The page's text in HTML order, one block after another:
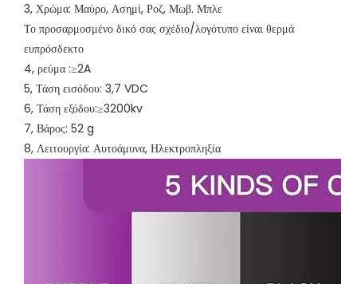
3, Χρώμα: Μαύρο, Ασημί, Ροζ, Μωβ. Μπλε
Το προσαρμοσμένο δικό σας σχέδιο/λογότυπο είναι θερμά
ευπρόσδεκτο
4, ρεύμα :≥2A
5, Τάση εισόδου: 3,7 VDC
6, Τάση εξόδου:≥3200kv
7, Βάρος: 52 g
8, Λειτουργία: Αυτοάμυνα, Ηλεκτροπληξία